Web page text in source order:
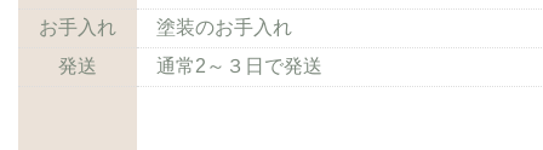
お手入れ
塗装のお手入れ
発送
通常2～３日で発送